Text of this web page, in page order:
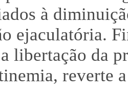
à
ejaculatória.
libertação da
reverte